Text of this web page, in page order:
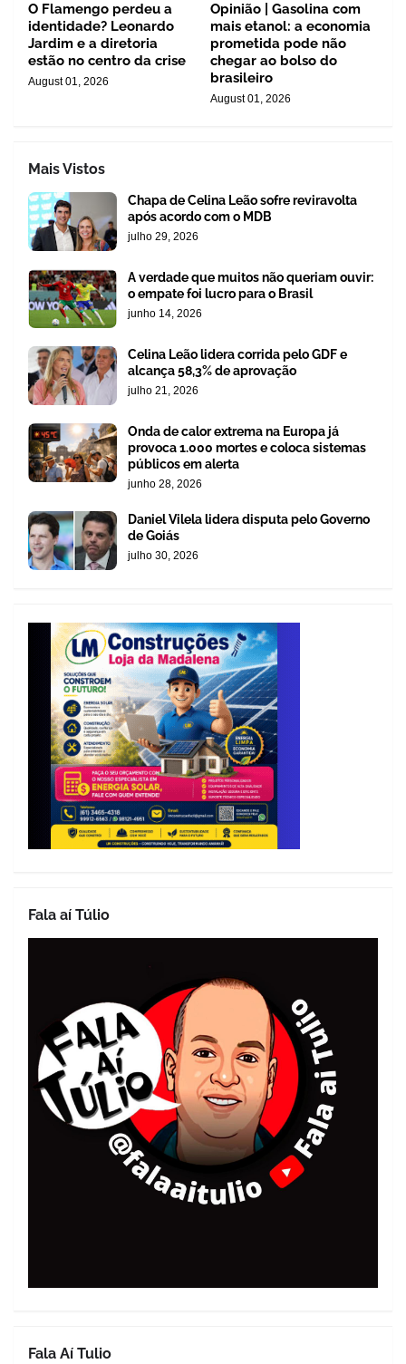
O Flamengo perdeu a
identidade? Leonardo
Jardim e a diretoria
estão no centro da crise
August 01, 2026
Opinião | Gasolina com
mais etanol: a economia
prometida pode não
chegar ao bolso do
brasileiro
August 01, 2026
Mais Vistos
Chapa de Celina Leão sofre reviravolta
após acordo com o MDB
julho 29, 2026
A verdade que muitos não queriam ouvir:
o empate foi lucro para o Brasil
junho 14, 2026
Celina Leão lidera corrida pelo GDF e
alcança 58,3% de aprovação
julho 21, 2026
Onda de calor extrema na Europa já
provoca 1.000 mortes e coloca sistemas
públicos em alerta
junho 28, 2026
Daniel Vilela lidera disputa pelo Governo
de Goiás
julho 30, 2026
Fala aí Túlio
Fala Aí Tulio